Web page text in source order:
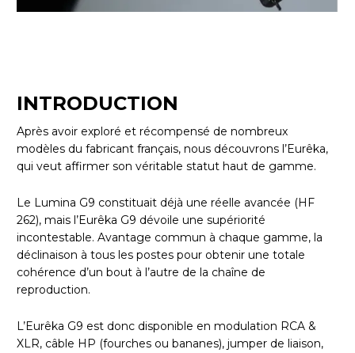
INTRODUCTION
Après avoir exploré et récompensé de nombreux
modèles du fabricant français, nous découvrons l’Eurêka,
qui veut affirmer son véritable statut haut de gamme.
Le Lumina G9 constituait déjà une réelle avancée (HF
262), mais l’Eurêka G9 dévoile une supériorité
incontestable. Avantage commun à chaque gamme, la
déclinaison à tous les postes pour obtenir une totale
cohérence d’un bout à l’autre de la chaîne de
reproduction.
L’Eurêka G9 est donc disponible en modulation RCA &
XLR, câble HP (fourches ou bananes), jumper de liaison,